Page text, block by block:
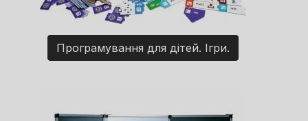
Програмування для дітей. Ігри.